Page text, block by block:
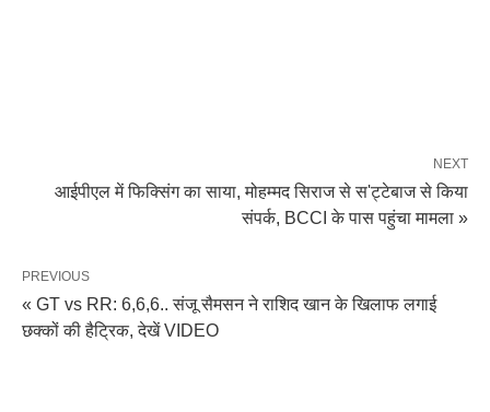
NEXT
आईपीएल में फिक्सिंग का साया, मोहम्मद सिराज से स'ट्टेबाज से किया
संपर्क, BCCI के पास पहुंचा मामला »
PREVIOUS
« GT vs RR: 6,6,6.. संजू सैमसन ने राशिद खान के खिलाफ लगाई
छक्कों की हैट्रिक, देखें VIDEO